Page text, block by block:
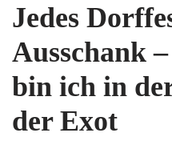
Jedes
Ausschank
bin ich in
der Exot